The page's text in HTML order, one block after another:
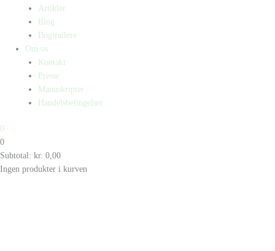
Artikler
Blog
Bogtrailere
Om os
Kontakt
Presse
Manuskripter
Handelsbetingelser
0
0
Subtotal: kr. 0,00
Ingen produkter i kurven